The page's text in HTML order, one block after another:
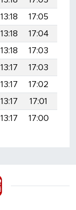
13:18 17:05
13:18 17:04
13:18 17:03
13:17 17:03
13:17 17:02
13:17 17:01
13:17 17:00